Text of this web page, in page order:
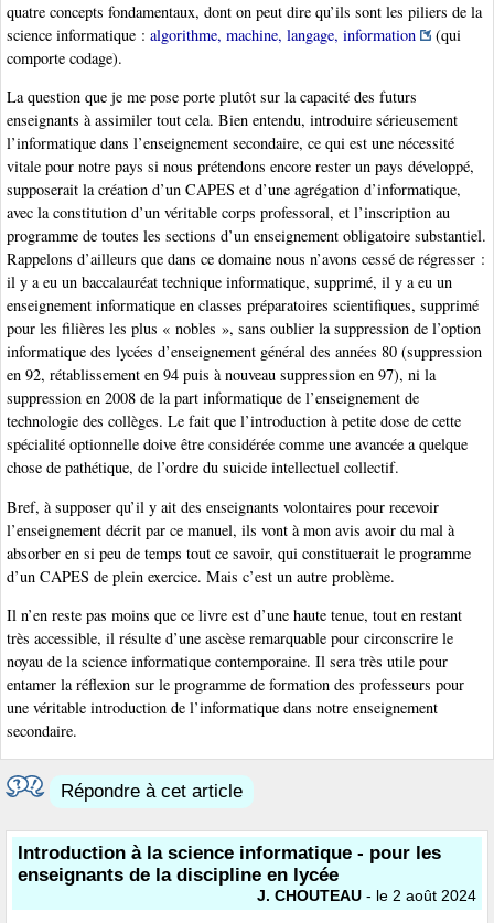
quatre concepts fondamentaux, dont on peut dire qu’ils sont les piliers de la
science informatique : algorithme, machine, langage, information
(qui
comporte codage).
La question que je me pose porte plutôt sur la capacité des futurs
enseignants à assimiler tout cela. Bien entendu, introduire sérieusement
l’informatique dans l’enseignement secondaire, ce qui est une nécessité
vitale pour notre pays si nous prétendons encore rester un pays développé,
supposerait la création d’un CAPES et d’une agrégation d’informatique,
avec la constitution d’un véritable corps professoral, et l’inscription au
programme de toutes les sections d’un enseignement obligatoire substantiel.
Rappelons d’ailleurs que dans ce domaine nous n’avons cessé de régresser :
il y a eu un baccalauréat technique informatique, supprimé, il y a eu un
enseignement informatique en classes préparatoires scientifiques, supprimé
pour les filières les plus « nobles », sans oublier la suppression de l’option
informatique des lycées d’enseignement général des années 80 (suppression
en 92, rétablissement en 94 puis à nouveau suppression en 97), ni la
suppression en 2008 de la part informatique de l’enseignement de
technologie des collèges. Le fait que l’introduction à petite dose de cette
spécialité optionnelle doive être considérée comme une avancée a quelque
chose de pathétique, de l’ordre du suicide intellectuel collectif.
Bref, à supposer qu’il y ait des enseignants volontaires pour recevoir
l’enseignement décrit par ce manuel, ils vont à mon avis avoir du mal à
absorber en si peu de temps tout ce savoir, qui constituerait le programme
d’un CAPES de plein exercice. Mais c’est un autre problème.
Il n’en reste pas moins que ce livre est d’une haute tenue, tout en restant
très accessible, il résulte d’une ascèse remarquable pour circonscrire le
noyau de la science informatique contemporaine. Il sera très utile pour
entamer la réflexion sur le programme de formation des professeurs pour
une véritable introduction de l’informatique dans notre enseignement
secondaire.
Répondre à cet article
Introduction à la science informatique - pour les
enseignants de la discipline en lycée
J. CHOUTEAU - le 2 août 2024